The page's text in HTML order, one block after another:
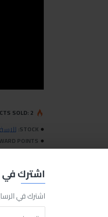
اشترك في
اشترك في
STOCK:
POINTS:
MODEL:
301
SOLD: 2